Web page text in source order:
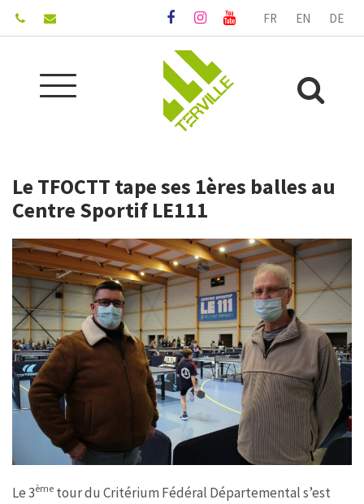
FR EN DE
Lien
le
compte
Facebook
Lien
le
compte
Instagram
Lien
chaîne
Youtube
Aller
à
Le TFOCTT tape ses 1ères balles au
Centre Sportif LE111
Le 3ème tour du Critérium Fédéral Départemental s’est